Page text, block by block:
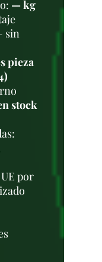
— kg
sin
pieza
stock
por